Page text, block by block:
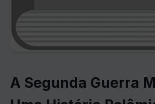
A Segunda Guerra